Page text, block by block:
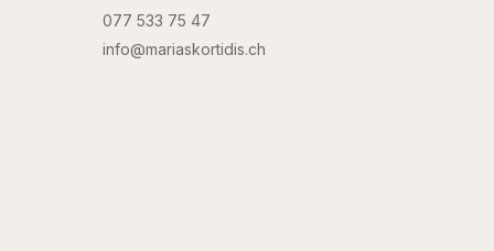
077 533 75 47
info@mariaskortidis.ch